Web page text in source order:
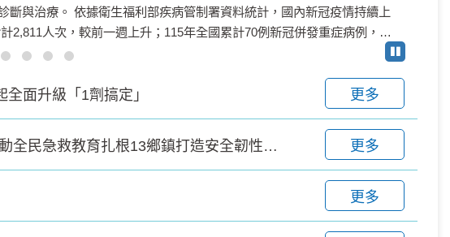
統計，國內新冠疫情持續上
2,811人次，較前一週上升；115年全國累計70例新冠併發重症病例，其
死亡個案，重症病例以65歲以上長者及具慢性病史者為多，9成以上未接
面升級「1劑搞定」 更多
社區有急救力守護你我每一刻衛生局推動全民急救教育扎根13鄉鎮打造安全韌性社區 更多
更多